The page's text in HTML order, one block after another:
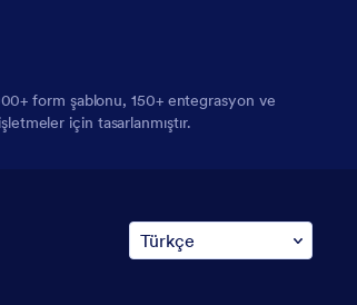
form şablonu, 150+ entegrasyon ve
için tasarlanmıştır.